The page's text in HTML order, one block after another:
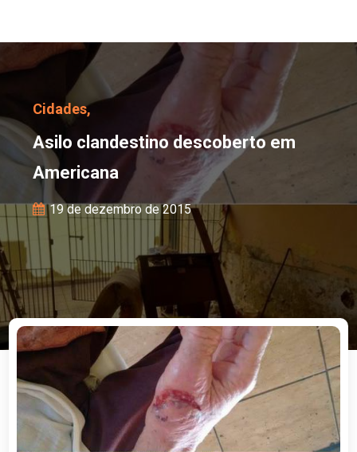
Asilo clandestino
Cidades,
Asilo clandestino descoberto em
Americana
19 de dezembro de 2015